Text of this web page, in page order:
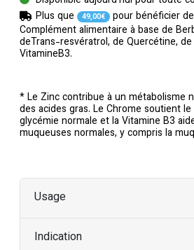
Complément alimentaire à base de
deTrans-resvératrol, de Quercétine,
VitamineB3.
* Le Zinc contribue à un métabolisme
des acides gras. Le Chrome soutient
glycémie normale et la Vitamine B3
muqueuses normales, y compris la
Plus que
49,00€ pour bénéficier
Usage
Indication